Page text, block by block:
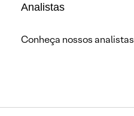
Analistas
Conheça nossos analistas